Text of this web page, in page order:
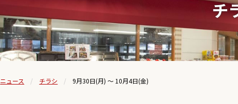
チ
ニュース チラシ 9月30日(月) ～ 10月4日(金)